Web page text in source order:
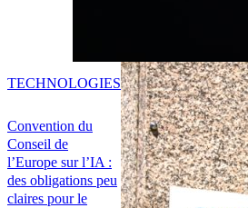
Convention du
Conseil de
l’Europe sur l’IA :
des obligations peu
claires pour le
TECHNOLOGIES